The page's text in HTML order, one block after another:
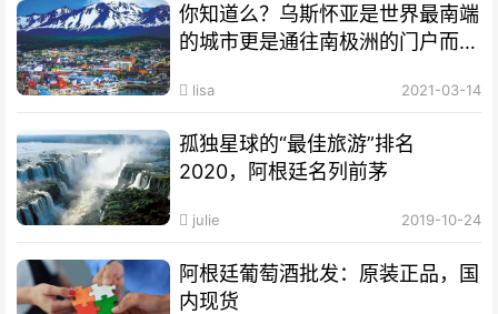
你知道么？乌斯怀亚是世界最南端
的城市更是通往南极洲的门户而驰
lisa 2021-03-14
孤独星球的“最佳旅游”排名
2020，阿根廷名列前茅
julie 2019-10-24
阿根廷葡萄酒批发：原装正品，国
内现货